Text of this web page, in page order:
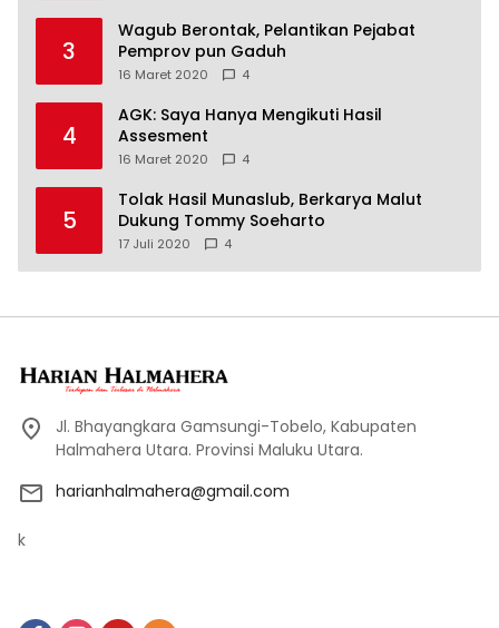
3
Wagub Berontak, Pelantikan Pejabat
Pemprov pun Gaduh
16 Maret 2020 4
4
AGK: Saya Hanya Mengikuti Hasil
Assesment
16 Maret 2020 4
5
Tolak Hasil Munaslub, Berkarya Malut
Dukung Tommy Soeharto
17 Juli 2020 4
Jl. Bhayangkara Gamsungi-Tobelo, Kabupaten
Halmahera Utara. Provinsi Maluku Utara.
harianhalmahera@gmail.com
k